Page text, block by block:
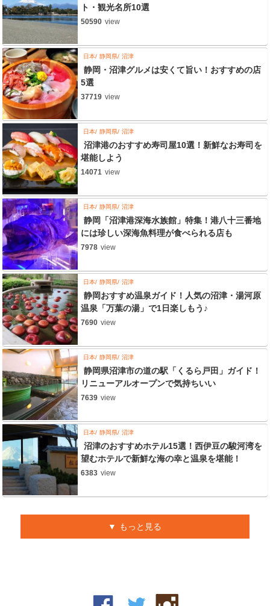
ト・観光名所10選
50590 view
日本 静岡県 沼津
静岡・沼津グルメは安くて旨い！おすすめの店
5選
37719 view
日本 静岡県 沼津
沼津港のおすすめ寿司屋10選！新鮮なお寿司を
堪能しよう
14071 view
日本 静岡県 沼津
静岡「沼津港深海水族館」特集！港八十三番地
には珍しい深海魚料理が食べられる店も
7978 view
日本 静岡県 沼津
静岡おすすめ温泉ガイド！人気の沼津・湯河原
温泉「万葉の湯」で1日楽しもう♪
7690 view
日本 静岡県 沼津
静岡県沼津市の道の駅「くるら戸田」ガイド！
リニューアルオープンで気持ちいい
7639 view
日本 静岡県 沼津
沼津のおすすめホテル15選！西伊豆の駿河湾を
望むホテルで新鮮な海の幸と温泉を堪能！
6383 view
もっと見る